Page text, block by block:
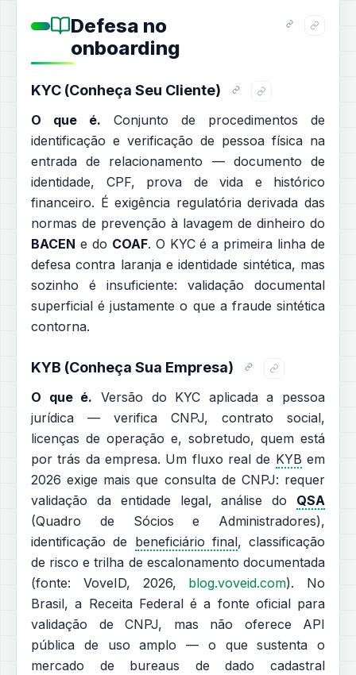
Defesa no
onboarding
KYC (Conheça Seu Cliente)
O que é. Conjunto de procedimentos de
identificação e verificação de pessoa física na
entrada de relacionamento — documento de
identidade, CPF, prova de vida e histórico
financeiro. É exigência regulatória derivada das
normas de prevenção à lavagem de dinheiro do
BACEN e do COAF. O KYC é a primeira linha de
defesa contra laranja e identidade sintética, mas
sozinho é insuficiente: validação documental
superficial é justamente o que a fraude sintética
contorna.
KYB (Conheça Sua Empresa)
O que é. Versão do KYC aplicada a pessoa
jurídica — verifica CNPJ, contrato social,
licenças de operação e, sobretudo, quem está
por trás da empresa. Um fluxo real de KYB em
2026 exige mais que consulta de CNPJ: requer
validação da entidade legal, análise do QSA
(Quadro de Sócios e Administradores),
identificação de beneficiário final, classificação
de risco e trilha de escalonamento documentada
(fonte: VoveID, 2026, blog.voveid.com). No
Brasil, a Receita Federal é a fonte oficial para
validação de CNPJ, mas não oferece API
pública de uso amplo — o que sustenta o
mercado de bureaus de dado cadastral